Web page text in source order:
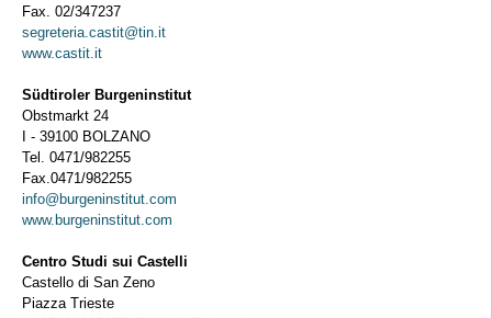
Fax. 02/347237
segreteria.castit@tin.it
www.castit.it
Südtiroler Burgeninstitut
Obstmarkt 24
I - 39100 BOLZANO
Tel. 0471/982255
Fax.0471/982255
info@burgeninstitut.com
www.burgeninstitut.com
Centro Studi sui Castelli
Castello di San Zeno
Piazza Trieste